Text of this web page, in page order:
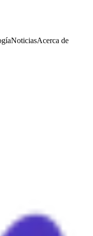
NoticiasAcerca de